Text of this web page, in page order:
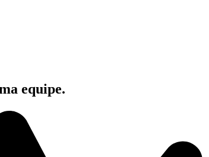
equipe.